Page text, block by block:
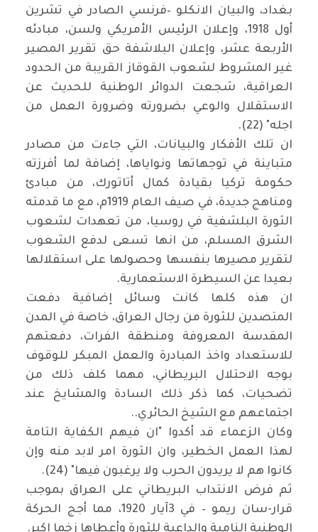
بغداد، والبيان الانكلو –فرنسي الصادر في تشرين
أول 1918، وإعلان الرئيس الأمريكي ولسن، مبادئه
الأربعة عشر، وإعلان البلاشفة حق تقرير المصير
غير المشروط لشعوب القوقاز القريبة من الحدود
العراقية، شجعت الدوائر الوطنية للحديث عن
الاستقلال والوعي بضرورته وضرورة العمل من
اجله" (22).
ان تلك الأفكار والبيانات، التي جاءت من مصادر
متباينة في توجهاتها ونواياها، إضافة لما أفرزته
حكومة تركيا بقيادة كمال أتاتورك، من مبادئ
ومناهج جديدة، في صيف العام 1919م، مع ما قدمته
الثورة البلشفية في روسيا، من تعهدات لشعوب
الشرق المسلم، من انها تسعى لدفع الشعوب
لتقرير مصيرها بنفسها وحصولها على استقلالها
بعيدا عن السيطرة الاستعمارية.
ان هذه كلها كانت وسائل إضافية دفعت
المتصدين للثورة من رجال العراق، خاصة في المدن
المقدسة المعروفة ومنطقة الفرات، دفعتهم
للاستعداد واخذ المبادرة والعمل المبكر للوقوف
بوجه الاحتلال البريطاني، مهما كلف ذلك من
تضحيات، كما ذكر ذلك السادة والمشايخ عند
اجتماعهم مع الشيخ الحائري..
وكان الزعماء قد أكدوا "ان فيهم الكفاية التامة
لهذا العمل الخطير، وان الثورة امر لابد منه وإن
كانوا هم لا يريدون الحرب ولا يرغبون فيها" (24).
ثم فرض الانتداب البريطاني على العراق بموجب
قرار-سان ريمو – في 3آيار 1920، مما أجج الحركة
الوطنية النامية والداعية للثورة وأعطاها زخما اكبر.